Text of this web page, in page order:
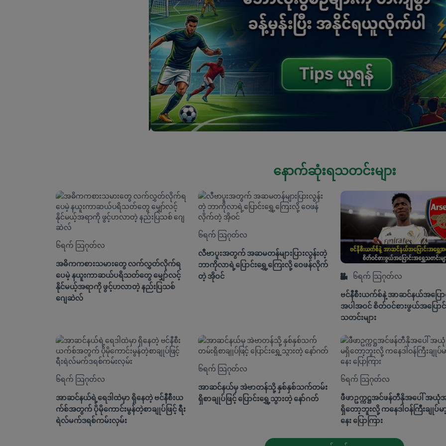
Previous
နောက်ဆုံးရသတင်းများ
၆ရက် သြဂုတ်လ
အဓိကကစားသမားတွေ လက်လွှတ်လိုက်ရ
ပေမဲ့ နယူးကာဆယ်ပရိသတ်တွေ မျှော်လင့်
နိုင်မယ့်အရာကို ဖွင့်ဟလာတဲ့ နည်းပြသစ်
ဂျေဆဲလ်
၆ရက် သြဂုတ်လ
လီဗာပူးအတွက် အဆမတန်များပြားလွန်းတဲ့
ဘာကိုလာရဲ့ပြောင်းရွှေ့ကြေးလို့ ဝေဖန်လိုက်
တဲ့ အိုဝင်
၆ရက် သြဂုတ်လ
ဗင်နီစီးယက်စ်နဲ့ အာဆင်နယ်အပြေ
အပါအဝင် စိတ်ဝင်စားဖွယ်အပြော
သတင်းများ
၆ရက် သြဂုတ်လ
အာဆင်နယ်ရဲ့ရေဒါထဲမှာ ရှိနေတဲ့ ဗင်နီစီးယ
က်စ်အတွက် ပိုမိုကောင်းမွန်တဲ့စာချုပ်ဖြင့် ရီး
ရဲလ်မက်ဒရစ်ကမ်းလှမ်း
၆ရက် သြဂုတ်လ
အာဆင်နယ်မှ အဲဗာတန်သို့ နှစ်နှစ်သက်တမ်း
ရှိစာချုပ်ဖြင့် ပြောင်းရွှေ့သွားတဲ့ နော်ဂတ်
၆ရက် သြဂုတ်လ
ဖီဖာဥက္ကဋ္ဌအင်ဖန်တီနိုအပေါ် အ
ရှိတော့ဘူးလို့ ကနေဒါဝန်ကြီးချုပ်
နေး ပြောကြား